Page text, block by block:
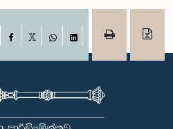
Facebook
WhatsAppLinkedIn